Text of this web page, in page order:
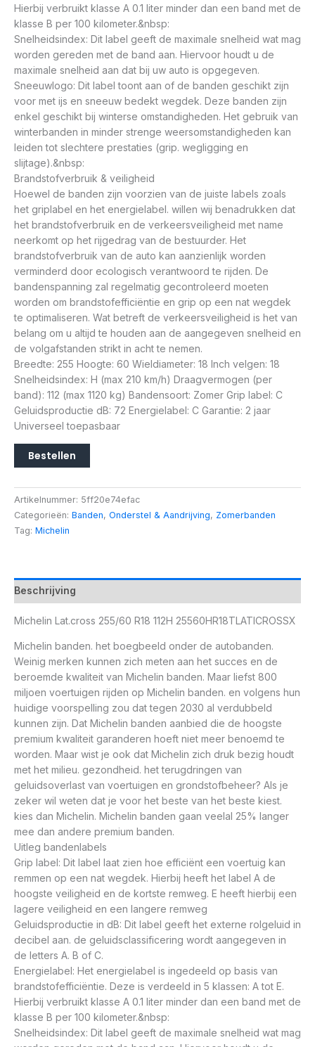
Hierbij verbruikt klasse A 0.1 liter minder dan een band met de
klasse B per 100 kilometer.&nbsp:
Snelheidsindex: Dit label geeft de maximale snelheid wat mag
worden gereden met de band aan. Hiervoor houdt u de
maximale snelheid aan dat bij uw auto is opgegeven.
Sneeuwlogo: Dit label toont aan of de banden geschikt zijn
voor met ijs en sneeuw bedekt wegdek. Deze banden zijn
enkel geschikt bij winterse omstandigheden. Het gebruik van
winterbanden in minder strenge weersomstandigheden kan
leiden tot slechtere prestaties (grip. wegligging en
slijtage).&nbsp:
Brandstofverbruik & veiligheid
Hoewel de banden zijn voorzien van de juiste labels zoals
het griplabel en het energielabel. willen wij benadrukken dat
het brandstofverbruik en de verkeersveiligheid met name
neerkomt op het rijgedrag van de bestuurder. Het
brandstofverbruik van de auto kan aanzienlijk worden
verminderd door ecologisch verantwoord te rijden. De
bandenspanning zal regelmatig gecontroleerd moeten
worden om brandstofefficiëntie en grip op een nat wegdek
te optimaliseren. Wat betreft de verkeersveiligheid is het van
belang om u altijd te houden aan de aangegeven snelheid en
de volgafstanden strikt in acht te nemen.
Breedte: 255 Hoogte: 60 Wieldiameter: 18 Inch velgen: 18
Snelheidsindex: H (max 210 km/h) Draagvermogen (per
band): 112 (max 1120 kg) Bandensoort: Zomer Grip label: C
Geluidsproductie dB: 72 Energielabel: C Garantie: 2 jaar
Universeel toepasbaar
Bestellen
Artikelnummer: 5ff20e74efac
Categorieën: Banden, Onderstel & Aandrijving, Zomerbanden
Tag: Michelin
Beschrijving
Michelin Lat.cross 255/60 R18 112H 25560HR18TLATICROSSX
Michelin banden. het boegbeeld onder de autobanden.
Weinig merken kunnen zich meten aan het succes en de
beroemde kwaliteit van Michelin banden. Maar liefst 800
miljoen voertuigen rijden op Michelin banden. en volgens hun
huidige voorspelling zou dat tegen 2030 al verdubbeld
kunnen zijn. Dat Michelin banden aanbied die de hoogste
premium kwaliteit garanderen hoeft niet meer benoemd te
worden. Maar wist je ook dat Michelin zich druk bezig houdt
met het milieu. gezondheid. het terugdringen van
geluidsoverlast van voertuigen en grondstofbeheer? Als je
zeker wil weten dat je voor het beste van het beste kiest.
kies dan Michelin. Michelin banden gaan veelal 25% langer
mee dan andere premium banden.
Uitleg bandenlabels
Grip label: Dit label laat zien hoe efficiënt een voertuig kan
remmen op een nat wegdek. Hierbij heeft het label A de
hoogste veiligheid en de kortste remweg. E heeft hierbij een
lagere veiligheid en een langere remweg
Geluidsproductie in dB: Dit label geeft het externe rolgeluid in
decibel aan. de geluidsclassificering wordt aangegeven in
de letters A. B of C.
Energielabel: Het energielabel is ingedeeld op basis van
brandstofefficiëntie. Deze is verdeeld in 5 klassen: A tot E.
Hierbij verbruikt klasse A 0.1 liter minder dan een band met de
klasse B per 100 kilometer.&nbsp:
Snelheidsindex: Dit label geeft de maximale snelheid wat mag